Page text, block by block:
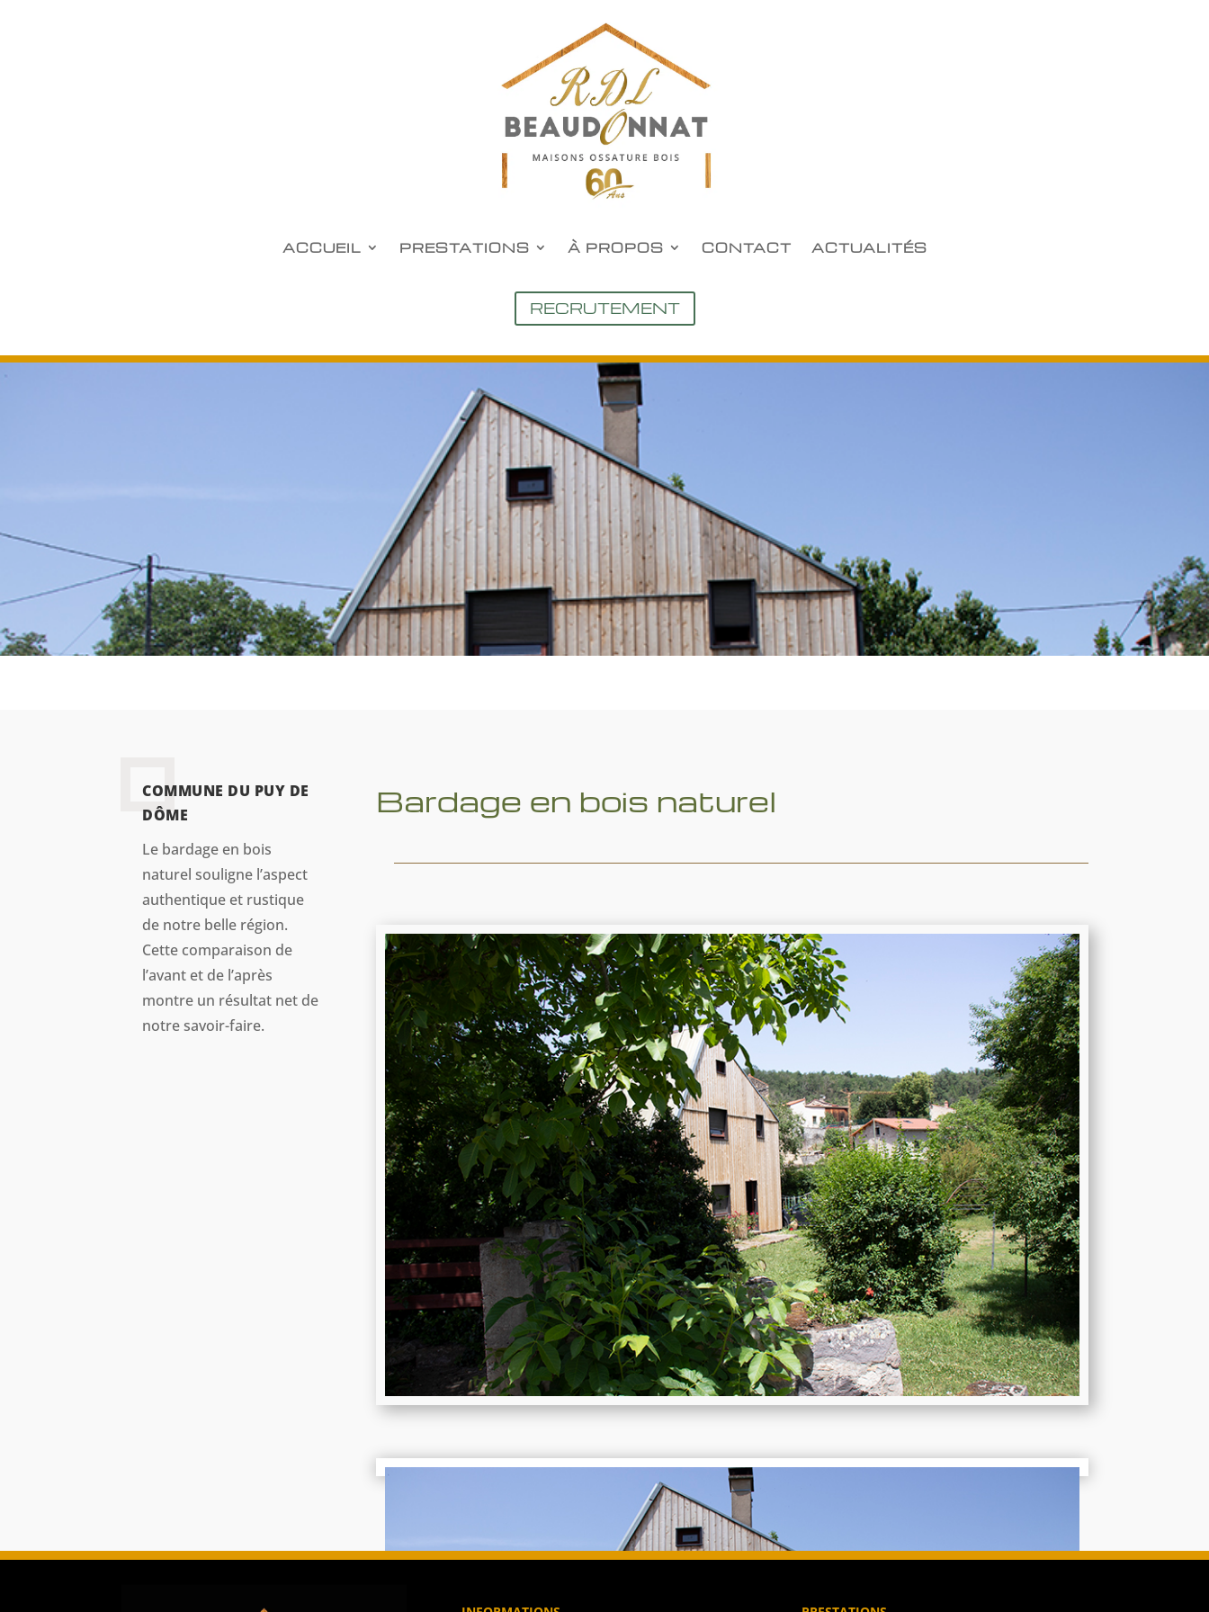
ACCUEIL PRESTATIONS À PROPOS CONTACT ACTUALITÉS
RECRUTEMENT
COMMUNE DU PUY DE
DÔME
Le bardage en bois
naturel souligne l’aspect
authentique et rustique
de notre belle région.
Cette comparaison de
l’avant et de l’après
montre un résultat net de
notre savoir-faire.
Bardage en bois naturel